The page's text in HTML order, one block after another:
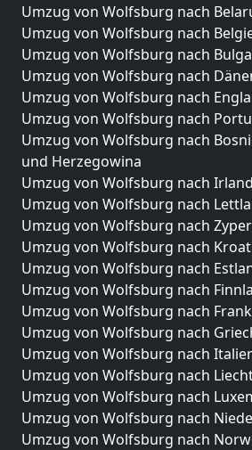
Umzug von Wolfsburg nach
Umzug von Wolfsburg nach
Umzug von Wolfsburg nach
Umzug von Wolfsburg nach
Umzug von Wolfsburg nach
Umzug von Wolfsburg nach
Umzug von Wolfsburg nach
und Herzegowina
Umzug von Wolfsburg nach Irland
Umzug von Wolfsburg nach
Umzug von Wolfsburg nach
Umzug von Wolfsburg nach
Umzug von Wolfsburg nach
Umzug von Wolfsburg nach
Umzug von Wolfsburg nach
Umzug von Wolfsburg nach
Umzug von Wolfsburg nach
Umzug von Wolfsburg nach
Umzug von Wolfsburg nach
Umzug von Wolfsburg nach
Umzug von Wolfsburg nach